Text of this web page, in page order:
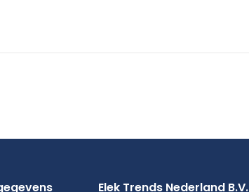
Elek Trends Nederland B.V.